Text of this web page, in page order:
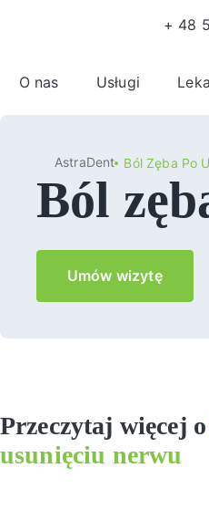
+ 48
O nas Usługi
AstraDent Ból Zęba Po
Ból
Umów wizytę
Przeczytaj więcej
usunięciu nerwu